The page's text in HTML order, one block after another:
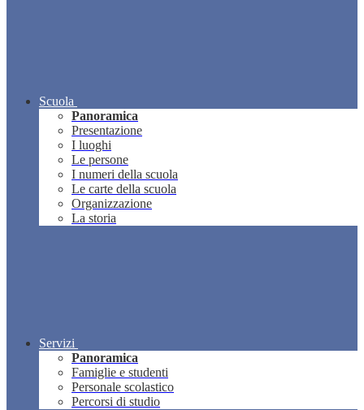
Scuola
Panoramica
Presentazione
I luoghi
Le persone
I numeri della scuola
Le carte della scuola
Organizzazione
La storia
Servizi
Panoramica
Famiglie e studenti
Personale scolastico
Percorsi di studio